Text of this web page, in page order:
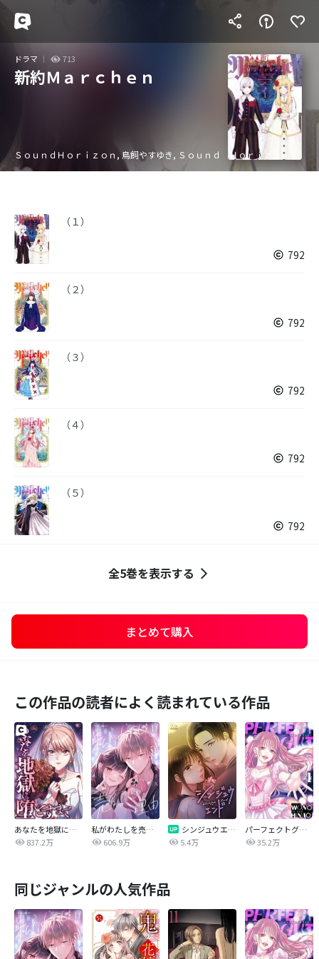
ドラマ 713
新約Ｍａｒｃｈｅｎ
ＳｏｕｎｄＨｏｒｉｚｏｎ, 鳥飼やすゆき, Ｓｏｕｎｄ Ｈｏｒｉｚｏｎ
（１）
792
（２）
792
（３）
792
（４）
792
（５）
792
全5巻を表示する
まとめて購入
この作品の読者によく読まれている作品
あなたを地獄に堕とすまで
837.2万
私がわたしを売る理由
606.9万
シンジュウエンド【タテヨミ】
5.4万
パーフェクトグリッター
35.2万
同じジャンルの人気作品